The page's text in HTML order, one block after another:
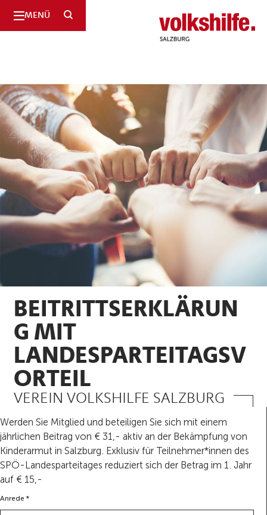
MENÜ SUCHE
BEITRITTSERKLÄRUN
G MIT
LANDESPARTEITAGSV
ORTEIL
VEREIN VOLKSHILFE SALZBURG
Werden Sie Mitglied und beteiligen Sie sich mit einem
jährlichen Beitrag von € 31,- aktiv an der Bekämpfung von
Kinderarmut in Salzburg. Exklusiv für Teilnehmer*innen des
SPÖ-Landesparteitages reduziert sich der Betrag im 1. Jahr
auf € 15,-
Anrede *